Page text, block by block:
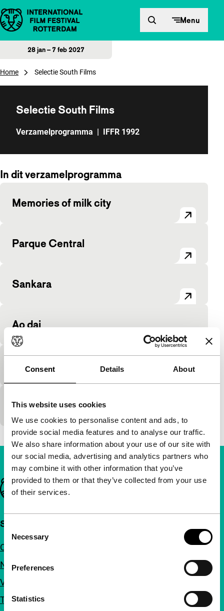
Consent Details About
This website uses cookies
We use cookies to personalise content and ads, to
provide social media features and to analyse our traffic.
We also share information about your use of our site with
our social media, advertising and analytics partners who
may combine it with other information that you’ve
provided to them or that they’ve collected from your use
of their services.
Consent
Selection
Necessary
Preferences
Statistics
Direct naar inhoud Menu
28 jan – 7 feb 2027
Home Selectie South Films
Selectie South Films
Verzamelprogramma | IFFR 1992
In dit verzamelprogramma
Memories of milk city
Parque Central
Sankara
Ao dai
Mr. Foot
Song of the bicycle
Belangrijke links
Snel naar
Over ons
Nieuwsbrieven
Veelgestelde vragen
Toegankelijkheid